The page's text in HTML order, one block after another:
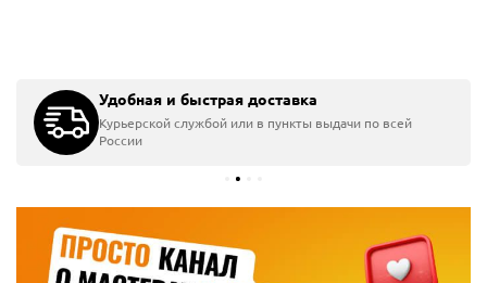
Главная
Миксеры DEWALT
1 товар
Бесплатная доставка
32 240 ₽
Удобная и быстрая доставка
Курьерской службой или в пункты выдачи по всей
России